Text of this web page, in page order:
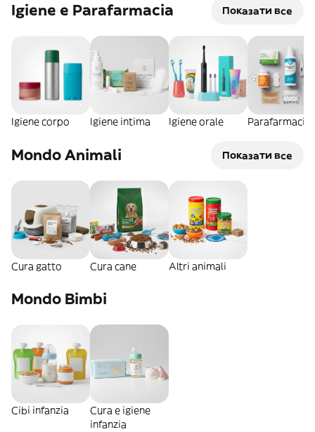
Igiene e Parafarmacia Показати все
Igiene corpo Igiene intima Igiene orale Parafarmacia
Mondo Animali Показати все
Cura gatto Cura cane Altri animali
Mondo Bimbi
Cibi infanzia
Cura e igiene
infanzia